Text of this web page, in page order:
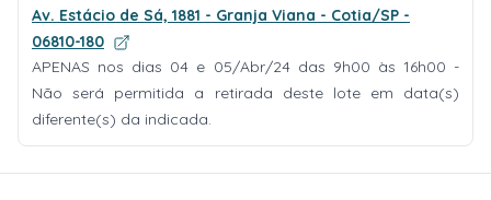
Av. Estácio de Sá, 1881 - Granja Viana - Cotia/SP -
06810-180
APENAS nos dias 04 e 05/Abr/24 das 9h00 às 16h00 -
Não será permitida a retirada deste lote em data(s)
diferente(s) da indicada.